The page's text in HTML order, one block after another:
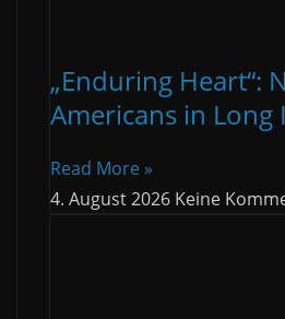
„Enduring Heart“:
Americans in Long
Read More »
4. August 2026 Keine